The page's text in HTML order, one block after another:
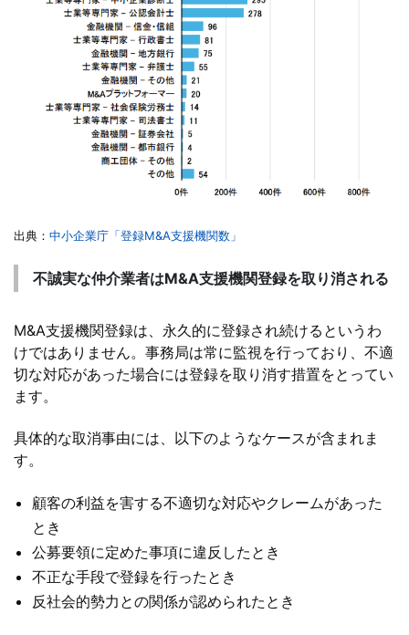
出典： 中小企業庁「登録M&A支援機関数」
不誠実な仲介業者はM&A支援機関登録を取り消される
M&A支援機関登録は、永久的に登録され続けるというわ
けではありません。事務局は常に監視を行っており、不適
切な対応があった場合には登録を取り消す措置をとってい
ます。
具体的な取消事由には、以下のようなケースが含まれま
す。
顧客の利益を害する不適切な対応やクレームがあった
とき
公募要領に定めた事項に違反したとき
不正な手段で登録を行ったとき
反社会的勢力との関係が認められたとき